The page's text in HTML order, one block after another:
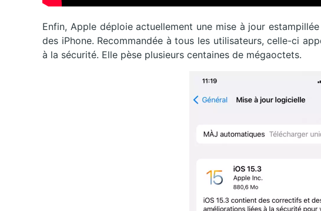
Enfin, Apple déploie actuellement une mise à jour
des iPhone. Recommandée à tous les utilisateurs, celle-ci
à la sécurité. Elle pèse plusieurs centaines de mégaoctets.